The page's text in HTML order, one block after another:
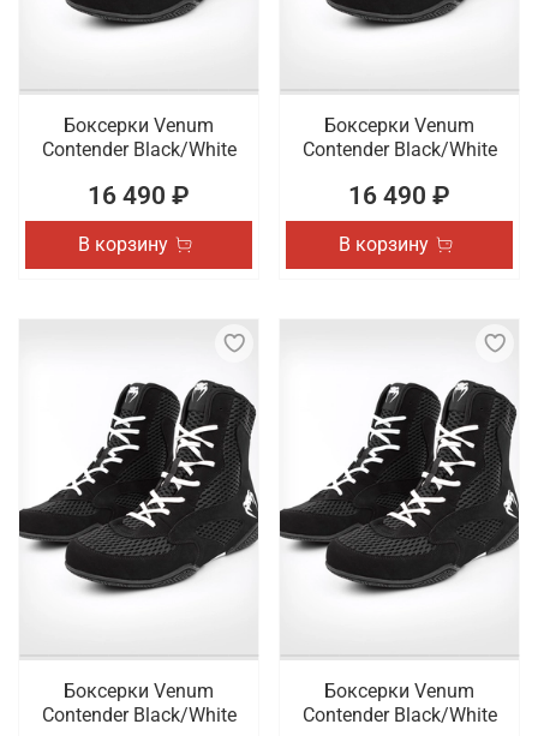
Боксерки Venum
Contender Black/White
16 490 ₽
В корзину
Боксерки Venum
Contender Black/White
16 490 ₽
В корзину
Боксерки Venum
Contender Black/White
Боксерки Venum
Contender Black/White